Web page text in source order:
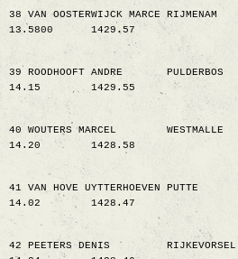
38 VAN OOSTERWIJCK MARCE RIJMENAM
13.5800
1429.57
39 ROODHOOFT ANDRE PULDERBOS
14.15
1429.55
40 WOUTERS MARCEL WESTMALLE
14.20
1428.58
41 VAN HOVE UYTTERHOEVEN PUTTE
14.02
1428.47
42 PEETERS DENIS RIJKEVORSEL